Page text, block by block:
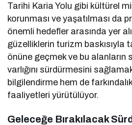
Tarihi Karia Yolu gibi kültürel
korunması ve yaşatılması da
önemli hedefler arasında yer
güzelliklerin turizm baskısıyla
önüne geçmek ve bu alanların
varlığını sürdürmesini
bilgilendirme hem de
faaliyetleri yürütülüyor.
Geleceğe Bırakılacak